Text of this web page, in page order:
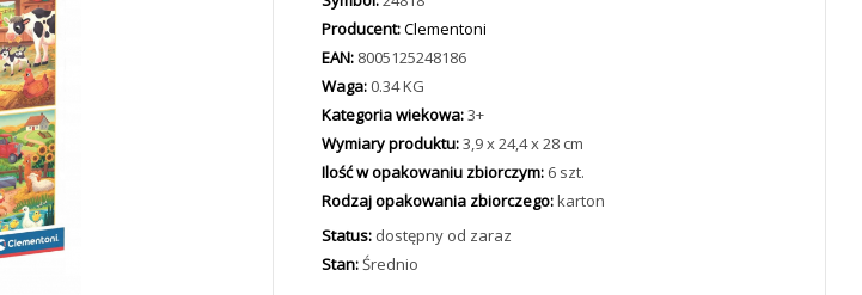
Producent:Clementoni
EAN: 8005125248186
Waga: 0.34 KG
Kategoria wiekowa:3+
Wymiary produktu:3,9 x 24,4 x 28 cm
Ilość w opakowaniu zbiorczym: 6 szt.
Rodzaj opakowania zbiorczego:karton
Status: dostępny od zaraz
Stan:Średnio